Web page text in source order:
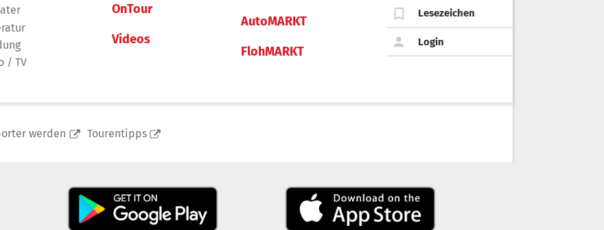
/ TV
OnTour
Videos
AutoMARKT
FlohMARKT
Lesezeichen
Login
werden Tourentipps